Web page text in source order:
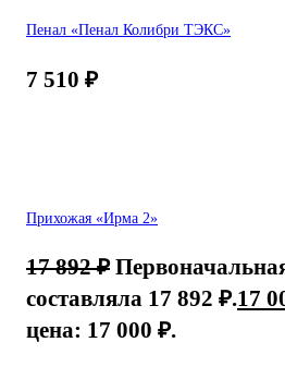
Пенал «Пенал Колибри ТЭКС»
7 510 ₽
Прихожая «Ирма 2»
17 892₽
составляла 17 892 ₽.17
цена: 17 000 ₽.